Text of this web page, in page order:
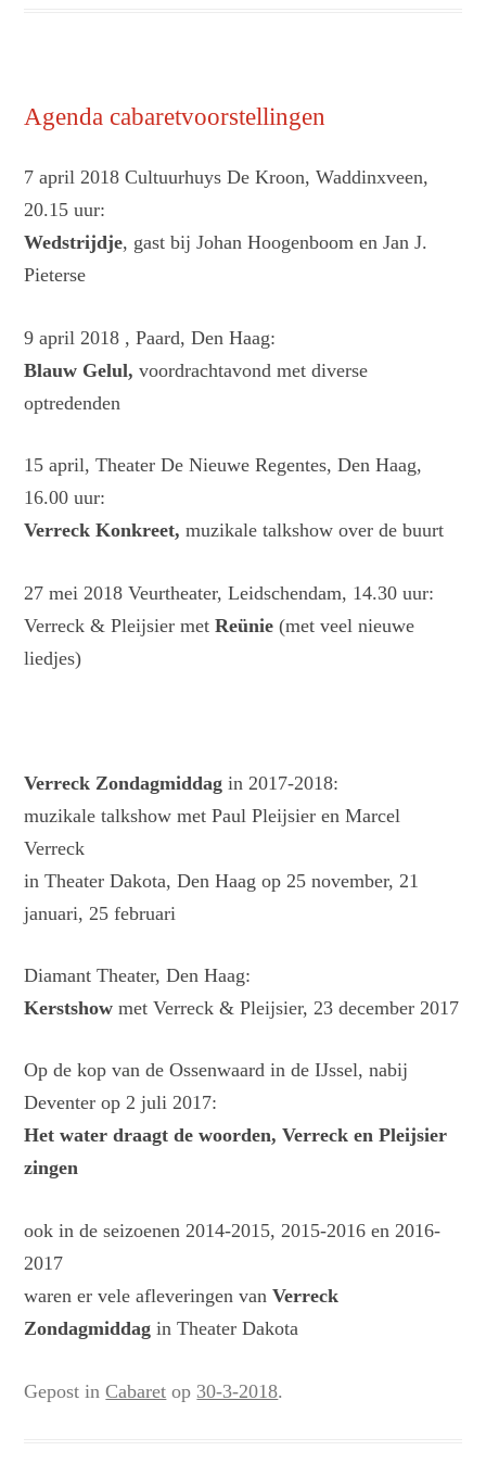
Agenda cabaretvoorstellingen
7 april 2018 Cultuurhuys De Kroon, Waddinxveen,
20.15 uur:
Wedstrijdje, gast bij Johan Hoogenboom en Jan J.
Pieterse
9 april 2018 , Paard, Den Haag:
Blauw Gelul, voordrachtavond met diverse
optredenden
15 april, Theater De Nieuwe Regentes, Den Haag,
16.00 uur:
Verreck Konkreet,muzikale talkshow over de buurt
27 mei 2018 Veurtheater, Leidschendam, 14.30 uur:
Verreck & Pleijsier metReünie (met veel nieuwe
liedjes)
Verreck Zondagmiddag in 2017-2018:
muzikale talkshow met Paul Pleijsier en Marcel
Verreck
in Theater Dakota, Den Haag op 25 november, 21
januari, 25 februari
Diamant Theater, Den Haag:
Kerstshow met Verreck & Pleijsier, 23 december 2017
Op de kop van de Ossenwaard in de IJssel, nabij
Deventer op 2 juli 2017:
Het water draagt de woorden, Verreck en Pleijsier
zingen
ook in de seizoenen 2014-2015, 2015-2016 en 2016-
2017
waren er vele afleveringen vanVerreck
Zondagmiddag in Theater Dakota
Gepost inCabaret op 30-3-2018.